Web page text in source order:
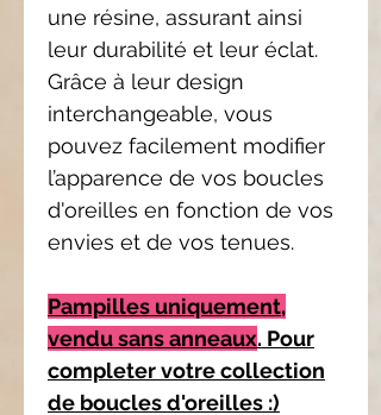
une résine, assurant ainsi
leur durabilité et leur éclat.
Grâce à leur design
interchangeable, vous
pouvez facilement modifier
l’apparence de vos boucles
d'oreilles en fonction de vos
envies et de vos tenues.
Pampilles uniquement,
vendu sans anneaux. Pour
completer votre collection
de boucles d'oreilles :)